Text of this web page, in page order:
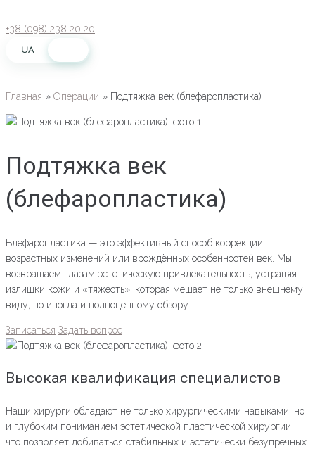
к
+38 (098) 238 20 20
UA
Главная » Операции » Подтяжка век (блефаропластика)
Подтяжка век
(блефаропластика)
Блефаропластика — это эффективный способ коррекции
возрастных изменений или врождённых особенностей век. Мы
возвращаем глазам эстетическую привлекательность, устраняя
излишки кожи и «тяжесть», которая мешает не только внешнему
виду, но иногда и полноценному обзору.
Записаться Задать вопрос
Высокая квалификация специалистов
Наши хирурги обладают не только хирургическими навыками, но
и глубоким пониманием эстетической пластической хирургии,
что позволяет добиваться стабильных и эстетически безупречных